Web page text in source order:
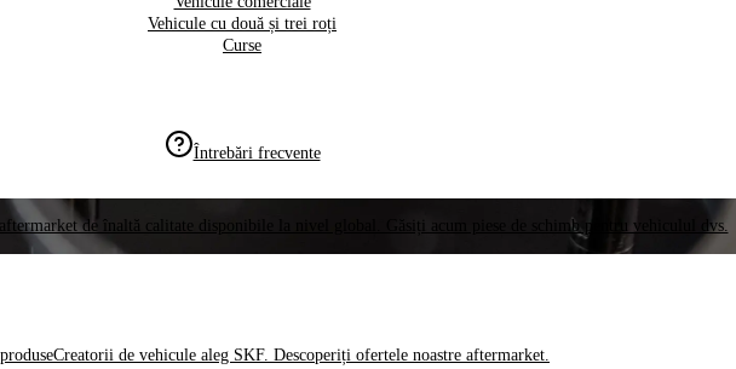
Vehicule cu două și trei roți
Curse
Întrebări frecvente
de înaltă calitate disponibile la nivel global. Găsiți acum piese de schimb pentru vehiculul dvs.
Creatorii de vehicule aleg SKF. Descoperiți ofertele noastre aftermarket.